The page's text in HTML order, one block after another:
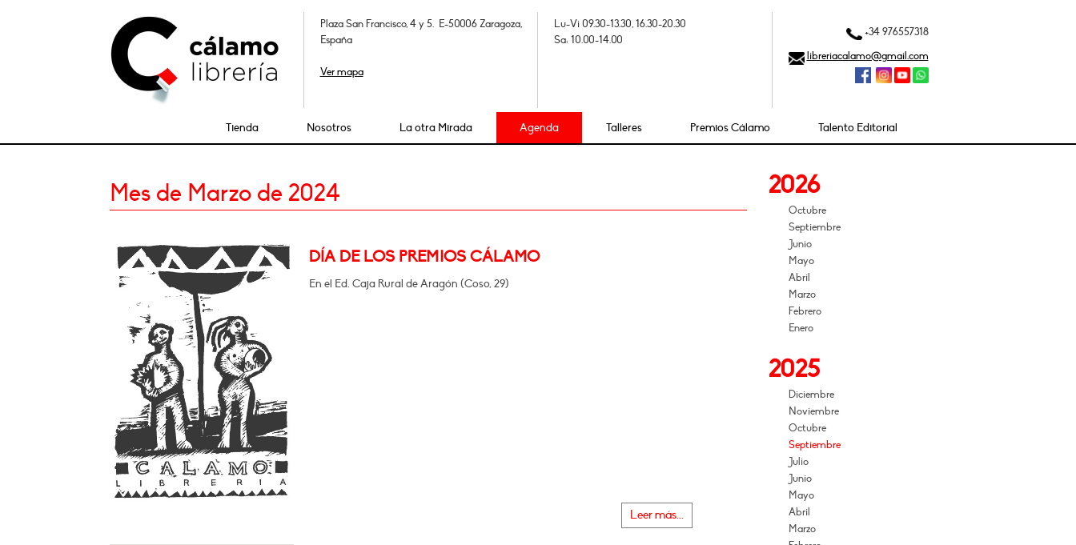
Plaza San Francisco, 4 y 5. E-50006 Zaragoza,
España
Ver mapa
Lu-Vi 09.30-13.30, 16.30-20.30
Sa: 10.00-14.00
+34 976557318
libreriacalamo@gmail.com
Tienda Nosotros La otra Mirada Agenda Talleres Premios Cálamo Talento Editorial
Mes de Marzo de 2024
DÍA DE LOS PREMIOS CÁLAMO
En el Ed. Caja Rural de Aragón (Coso, 29)
Leer más...
2026
Octubre
Septiembre
Junio
Mayo
Abril
Marzo
Febrero
Enero
2025
Diciembre
Noviembre
Octubre
Septiembre
Julio
Junio
Mayo
Abril
Marzo